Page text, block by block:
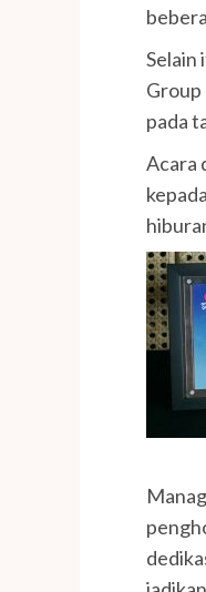
Selain
Group
pada
Acara